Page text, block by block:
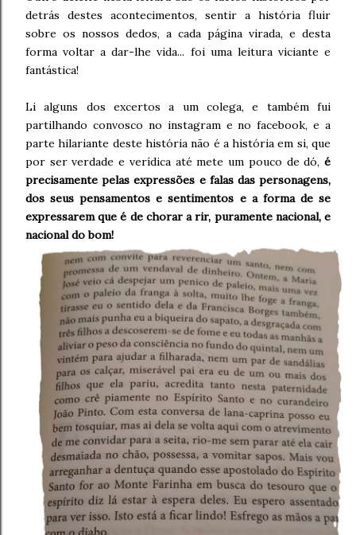
detrás destes acontecimentos, sentir a história fluir
sobre os nossos dedos, a cada página virada, e desta
forma voltar a dar-lhe vida... foi uma leitura viciante e
fantástica!
Li alguns dos excertos a um colega, e também fui
partilhando convosco no instagram e no facebook, e a
parte hilariante deste história não é a história em si, que
por ser verdade e verídica até mete um pouco de dó, é
precisamente pelas expressões e falas das personagens,
dos seus pensamentos e sentimentos e a forma de se
expressarem que é de chorar a rir, puramente nacional, e
nacional do bom!